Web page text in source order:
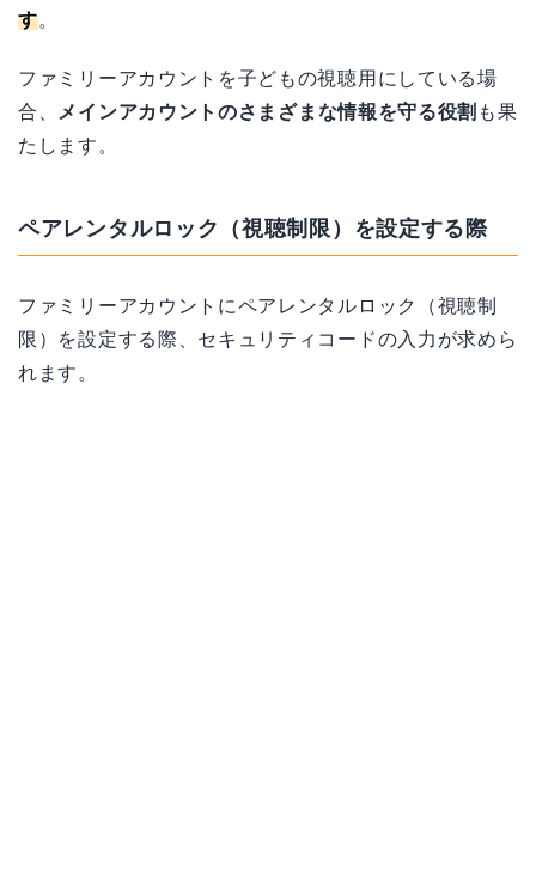
す。
ファミリーアカウントを子どもの視聴用にしている場
合、
メインアカウントのさまざまな情報を守る役割 も果
たします。
ペアレンタルロック（視聴制限）を設定する際
ファミリーアカウントにペアレンタルロック（視聴制
限）を設定する際、セキュリティコードの入力が求めら
れます。